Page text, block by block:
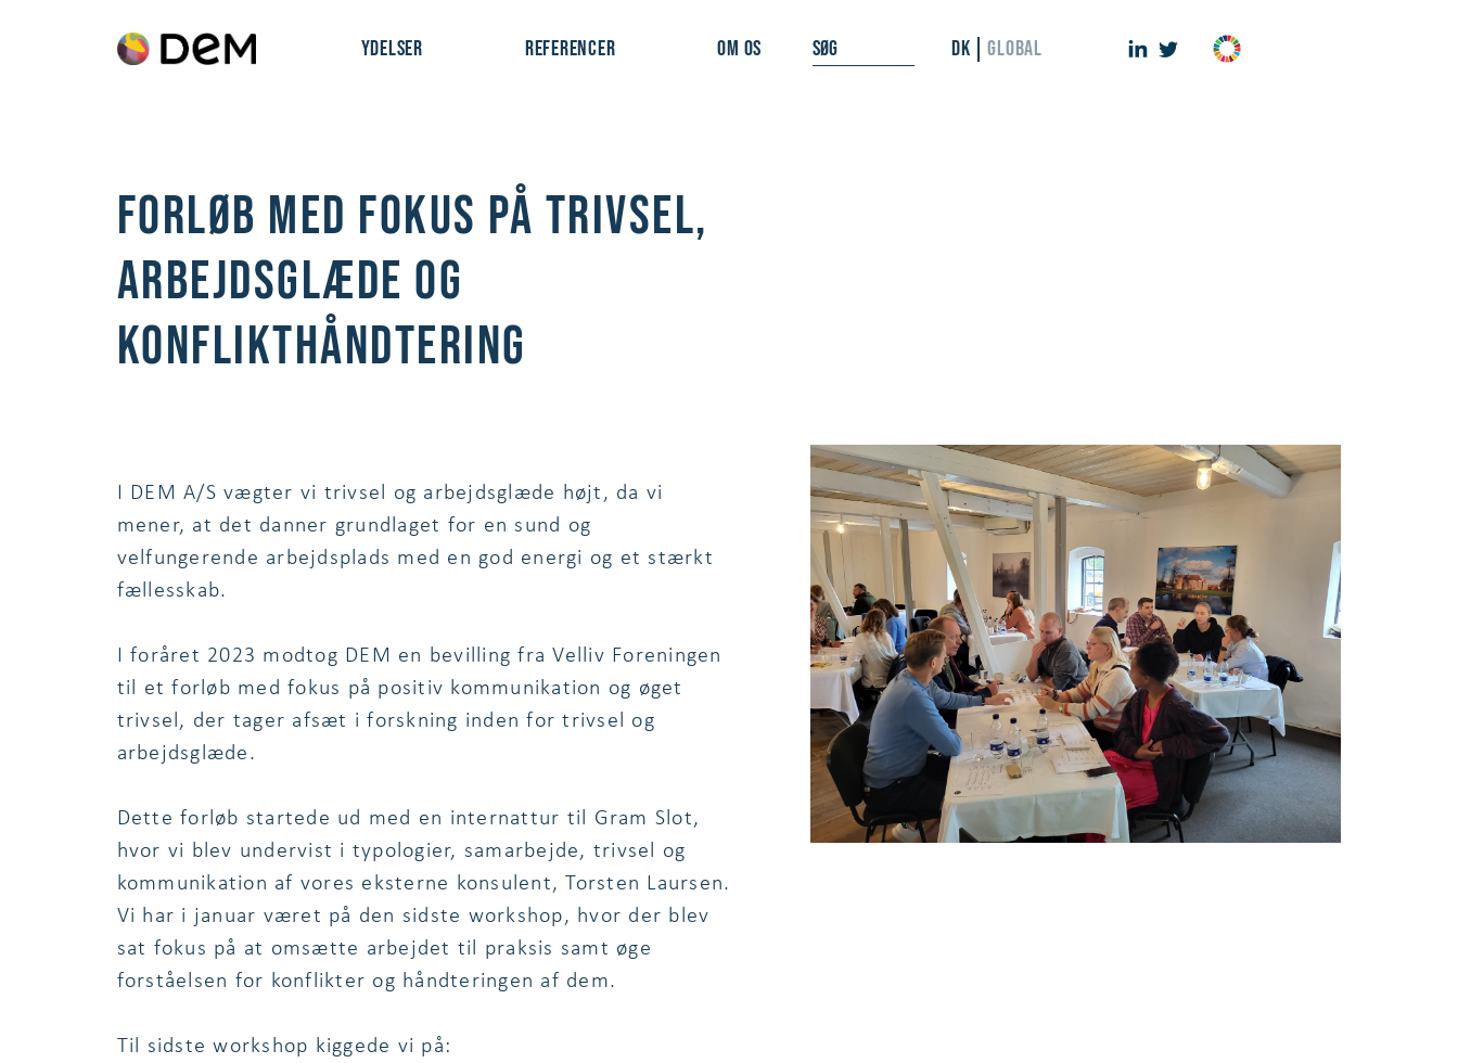
YDELSER REFERENCER OM OS DK GLOBAL
FORLØB MED FOKUS PÅ TRIVSEL,
ARBEJDSGLÆDE OG
KONFLIKTHÅNDTERING
I DEM A/S vægter vi trivsel og arbejdsglæde højt, da vi
mener, at det danner grundlaget for en sund og
velfungerende arbejdsplads med en god energi og et stærkt
fællesskab.
I foråret 2023 modtog DEM en bevilling fra Velliv Foreningen
til et forløb med fokus på positiv kommunikation og øget
trivsel, der tager afsæt i forskning inden for trivsel og
arbejdsglæde.
Dette forløb startede ud med en internattur til Gram Slot,
hvor vi blev undervist i typologier, samarbejde, trivsel og
kommunikation af vores eksterne konsulent, Torsten Laursen.
Vi har i januar været på den sidste workshop, hvor der blev
sat fokus på at omsætte arbejdet til praksis samt øge
forståelsen for konflikter og håndteringen af dem.
Til sidste workshop kiggede vi på: